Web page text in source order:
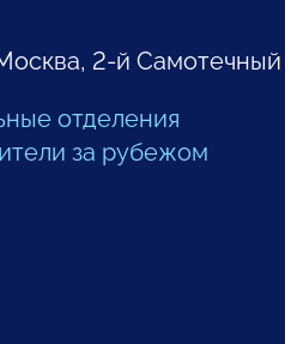
2-й Самотечный
отделения
за рубежом